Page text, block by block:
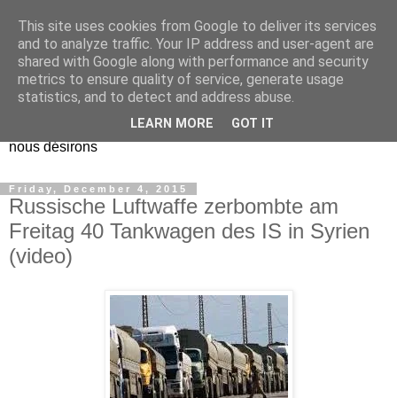
EL Etos UT
Dieu Créateur, considérez que nous ne nous entendons pas
nous-même et que nous ne savons pas ce que nous
voulons, et que nous nous éloignons infiniment de ce que
nous désirons
Friday, December 4, 2015
Russische Luftwaffe zerbombte am
Freitag 40 Tankwagen des IS in Syrien
(video)
This site uses cookies from Google to deliver its services
and to analyze traffic. Your IP address and user-agent are
shared with Google along with performance and security
metrics to ensure quality of service, generate usage
statistics, and to detect and address abuse.
LEARN MORE GOT IT